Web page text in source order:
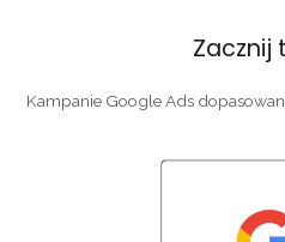
Zacznij
Kampanie Google Ads